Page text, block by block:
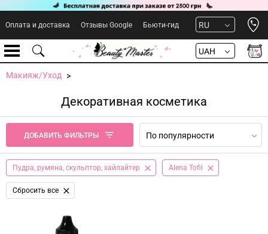
Оплата и доставка Отзывы Google Бьюти-гид RU
UAH
Макияж/Уход
Декоративная косметика
ДОБАВИТЬ ФИЛЬТРЫ По популярности
Пудра, румяна, скульптор, хайлайтер Alena Tofil
Сбросить все